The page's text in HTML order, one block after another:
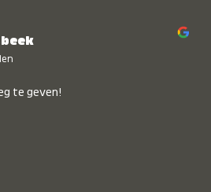
te geven!